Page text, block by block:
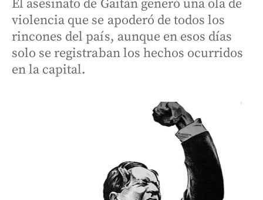
El asesinato de Gaitán generó una ola de
violencia que se apoderó de todos los
rincones del país, aunque en esos días
solo se registraban los hechos ocurridos
en la capital.